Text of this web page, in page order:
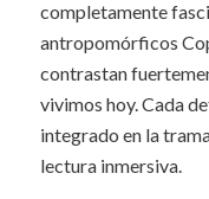
completamente
antropomórficos
contrastan
vivimos hoy. Cada
integrado en la
lectura inmersiva.